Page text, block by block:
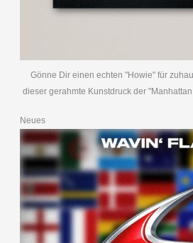
Gönne Dir einen echten "Howie" für
dieser gerahmte Kunstdruck der
Neues